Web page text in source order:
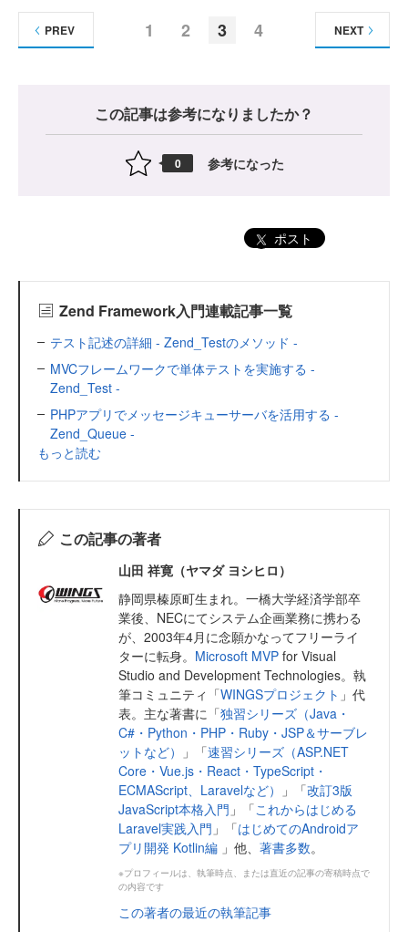
1 2 3 4
PREV NEXT
この記事は参考になりましたか？
0 参考になった
ポスト
Zend Framework入門連載記事一覧
テスト記述の詳細 - Zend_Testのメソッド -
MVCフレームワークで単体テストを実施する -
Zend_Test -
PHPアプリでメッセージキューサーバを活用する -
Zend_Queue -
もっと読む
この記事の著者
山田 祥寛（ヤマダ ヨシヒロ）
静岡県榛原町生まれ。一橋大学経済学部卒
業後、NECにてシステム企画業務に携わる
が、2003年4月に念願かなってフリーライ
ターに転身。 Microsoft MVP for Visual
Studio and Development Technologies。執
筆コミュニティ「WINGSプロジェクト 」代
表。主な著書に「独習シリーズ（Java・
C#・Python・PHP・Ruby・JSP＆サーブレ
ットなど）
」「速習シリーズ（ASP.NET
Core・Vue.js・React・TypeScript・
ECMAScript、Laravelなど）
」「改訂3版
JavaScript本格入門 」「これからはじめる
Laravel実践入門 」「はじめてのAndroidア
プリ開発 Kotlin編 」他、 著書多数。
※プロフィールは、執筆時点、または直近の記事の寄稿時点で
の内容です
この著者の最近の執筆記事